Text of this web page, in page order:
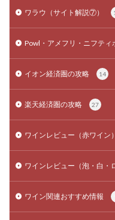
ワラウ（サイト解説⑦）
Powl・アメフリ・ニフテ
イオン経済圏の攻略 14
楽天経済圏の攻略 27
ワインレビュー（赤ワイン）
ワインレビュー（泡・白・
ワイン関連おすすめ情報